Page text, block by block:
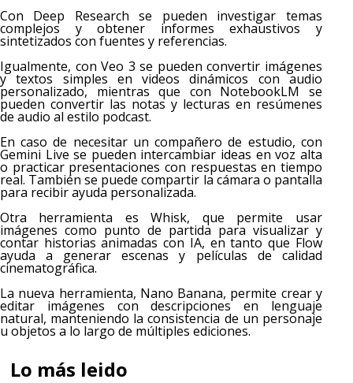
Con Deep Research se pueden investigar temas
complejos y obtener informes exhaustivos y
sintetizados con fuentes y referencias.
Igualmente, con Veo 3 se pueden convertir imágenes
y textos simples en videos dinámicos con audio
personalizado, mientras que con NotebookLM se
pueden convertir las notas y lecturas en resúmenes
de audio al estilo podcast.
En caso de necesitar un compañero de estudio, con
Gemini Live se pueden intercambiar ideas en voz alta
o practicar presentaciones con respuestas en tiempo
real. También se puede compartir la cámara o pantalla
para recibir ayuda personalizada.
Otra herramienta es Whisk, que permite usar
imágenes como punto de partida para visualizar y
contar historias animadas con IA, en tanto que Flow
ayuda a generar escenas y películas de calidad
cinematográfica.
La nueva herramienta, Nano Banana, permite crear y
editar imágenes con descripciones en lenguaje
natural, manteniendo la consistencia de un personaje
u objetos a lo largo de múltiples ediciones.
Lo más leido